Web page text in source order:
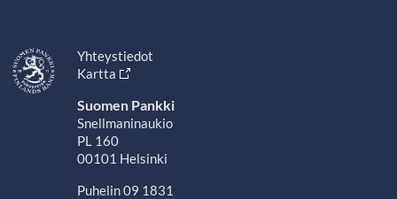
Yhteystiedot
Kartta
Suomen Pankki
Snellmaninaukio
PL 160
00101 Helsinki
Puhelin 09 1831